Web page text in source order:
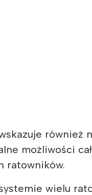
również
możliwości
ratowników.
wielu